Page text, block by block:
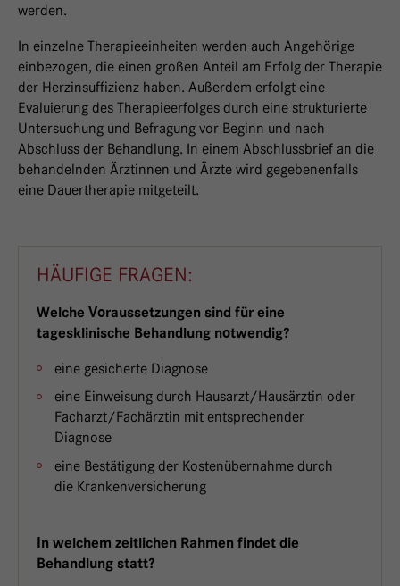
werden.
In einzelne Therapieeinheiten werden auch Angehörige
einbezogen, die einen großen Anteil am Erfolg der Therapie
der Herzinsuffizienz haben. Außerdem erfolgt eine
Evaluierung des Therapieerfolges durch eine strukturierte
Untersuchung und Befragung vor Beginn und nach
Abschluss der Behandlung. In einem Abschlussbrief an die
behandelnden Ärztinnen und Ärzte wird gegebenenfalls
eine Dauertherapie mitgeteilt.
HÄUFIGE FRAGEN:
Welche Voraussetzungen sind für eine
tagesklinische Behandlung notwendig?
eine gesicherte Diagnose
eine Einweisung durch Hausarzt/Hausärztin oder
Facharzt/Fachärztin mit entsprechender
Diagnose
eine Bestätigung der Kostenübernahme durch
die Krankenversicherung
In welchem zeitlichen Rahmen findet die
Behandlung statt?